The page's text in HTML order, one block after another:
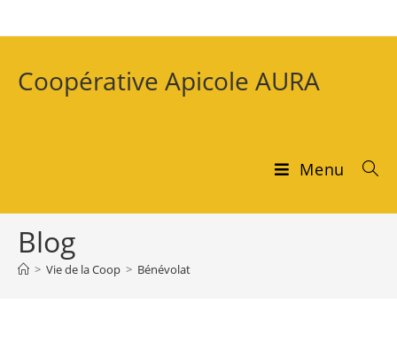
Coopérative Apicole AURA
Menu
Blog
> Vie de la Coop > Bénévolat